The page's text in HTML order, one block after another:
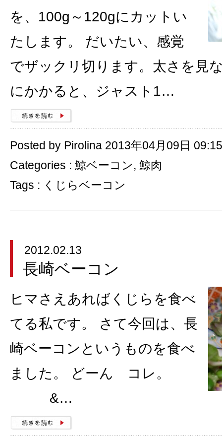
を、100g～120gにカットい
たします。 だいたい、感覚
でザックリ切ります。太さを見
にかかると、ジャスト1…
Posted by Pirolina 2013年04月09日 09:15
Categories : 鯨ベーコン, 鯨肉
Tags : くじらベーコン
2012.02.13
長崎ベーコン
ヒマさえあればくじらを食べ
てる私です。 さて今回は、長
崎ベーコンというものを食べ
ました。 どーん コレ。
&…